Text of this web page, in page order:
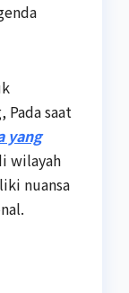
Pada saat
yang
wilayah
nuansa